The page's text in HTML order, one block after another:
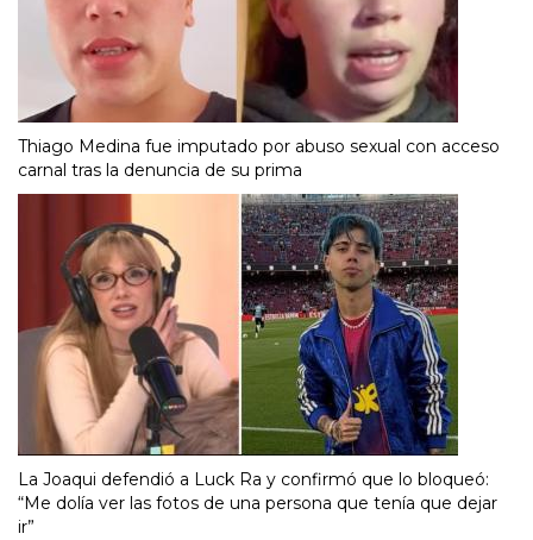
Thiago Medina fue imputado por abuso sexual con acceso
carnal tras la denuncia de su prima
La Joaqui defendió a Luck Ra y confirmó que lo bloqueó:
“Me dolía ver las fotos de una persona que tenía que dejar
ir”